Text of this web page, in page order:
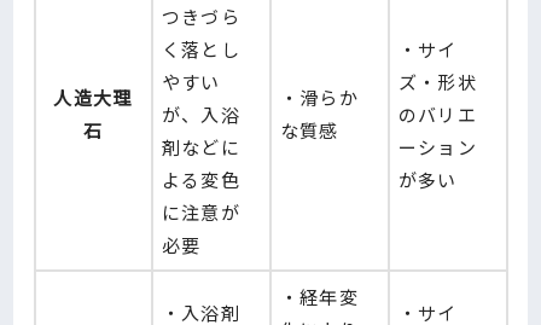
人造大理
石
つきづら
く落とし
やすい
が、入浴
剤などに
よる変色
に注意が
必要
・滑らか
な質感
・サイ
ズ・形状
のバリエ
ーション
が多い
・入浴剤
・経年変
・サイ